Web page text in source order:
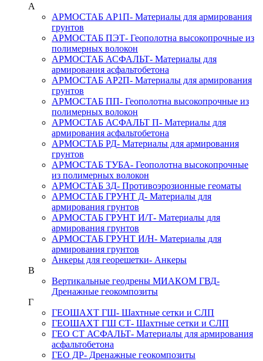
А
АРМОСТАБ АР1П- Материалы для армирования
грунтов
АРМОСТАБ ПЭТ- Геополотна высокопрочные из
полимерных волокон
АРМОСТАБ АСФАЛЬТ- Материалы для
армирования асфальтобетона
АРМОСТАБ АР2П- Материалы для армирования
грунтов
АРМОСТАБ ПП- Геополотна высокопрочные из
полимерных волокон
АРМОСТАБ АСФАЛЬТ П- Материалы для
армирования асфальтобетона
АРМОСТАБ РД- Материалы для армирования
грунтов
АРМОСТАБ ТУБА- Геополотна высокопрочные
из полимерных волокон
АРМОСТАБ 3Д- Противоэрозионные геоматы
АРМОСТАБ ГРУНТ Д- Материалы для
армирования грунтов
АРМОСТАБ ГРУНТ И/Т- Материалы для
армирования грунтов
АРМОСТАБ ГРУНТ И/Н- Материалы для
армирования грунтов
Анкеры для георешетки- Анкеры
В
Вертикальные геодрены МИАКОМ ГВД-
Дренажные геокомпозиты
Г
ГЕОШАХТ ГШ- Шахтные сетки и СЛП
ГЕОШАХТ ГШ СТ- Шахтные сетки и СЛП
ГЕО СТ АСФАЛЬТ- Материалы для армирования
асфальтобетона
ГЕО ДР- Дренажные геокомпозиты